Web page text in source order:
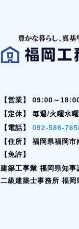
【営業】
09:00～
【定休】
毎週/火曜水曜
【電話】
092-586-
【住所】
福岡県福岡
【免許】
建築工事業 福岡県知
二級建築士事務所 福